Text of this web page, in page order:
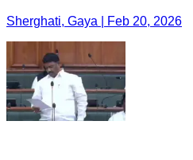
Sherghati, Gaya | Feb 20, 2026